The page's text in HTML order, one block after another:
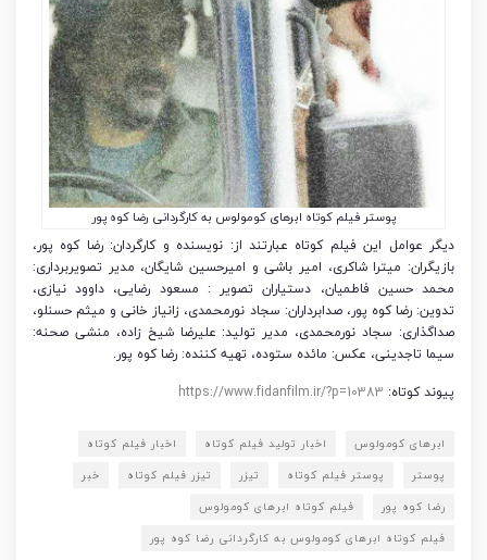
پوستر فیلم کوتاه ابرهای کومولوس به کارگردانی رضا کوه پور
دیگر عوامل این فیلم کوتاه عبارتند از: نویسنده و کارگردان: رضا کوه پور،
بازیگران: میترا شاکری، امیر باشی و امیرحسین شایگان، مدیر تصویربرداری:
محمد حسین فاطمیان، دستیاران تصویر : مسعود رضایی، داوود نیازی،
تدوین: رضا کوه پور، صدابرداران: سجاد نورمحمدی، زانیاز خانی و میثم حسنلو،
صداگذاری: سجاد نورمحمدی، مدیر تولید: علیرضا شیخ زاده، منشی صحنه:
سیما تاجدینی، عکس: مائده ستوده، تهیه کننده: رضا کوه پور.
پیوند کوتاه: https://www.fidanfilm.ir/?p=10383
ابرهای کومولوس اخبار تولید فیلم کوتاه
اخبار فیلم کوتاه
پوستر
پوستر فیلم کوتاه تیزر تیزر فیلم کوتاه
خبر
رضا کوه پور
فیلم کوتاه ابرهای کومولوس
فیلم کوتاه ابرهای کومولوس به کارگردانی رضا کوه پور